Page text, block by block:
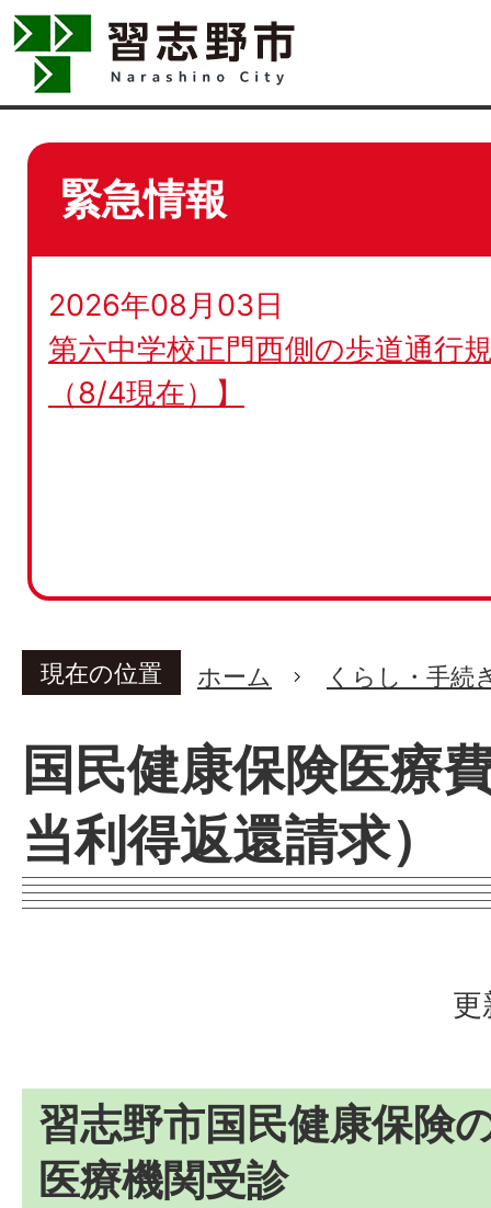
緊急情報
2026年08月03日
第六中学校正門西側の歩道通行
（8/4現在）】
現在の位置 ホーム くらし・手続
国民健康保険医療
当利得返還請求）
更
習志野市国民健康保険
医療機関受診